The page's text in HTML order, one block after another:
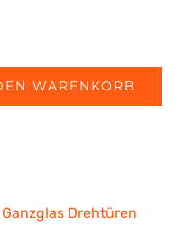
WARENKORB
Ganzglas Drehtüren